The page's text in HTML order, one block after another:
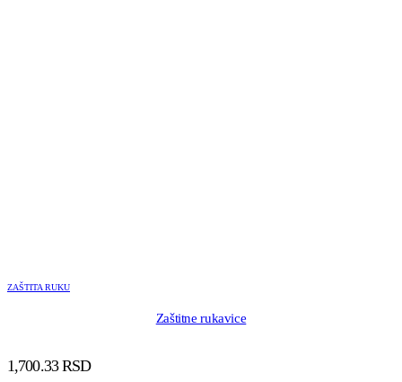
ZAŠTITA RUKU
Zaštitne rukavice
1,700.33RSD